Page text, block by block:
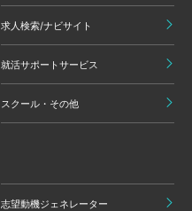
求人検索/ナビサイト
就活サポートサービス
スクール・その他
志望動機ジェネレーター